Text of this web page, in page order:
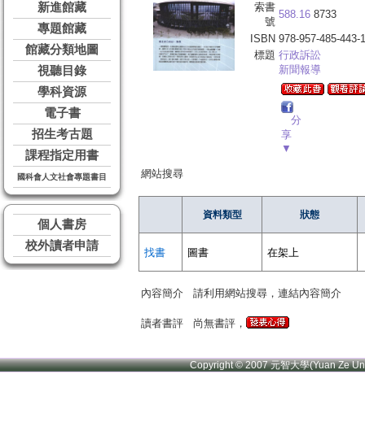
新進館藏
專題館藏
館藏分類地圖
視聽目錄
學科資源
電子書
招生考古題
課程指定用書
國科會人文社會專題書目
個人書房
校外讀者申請
索書
號
588.16 8733
ISBN 978-957-485-443-1
標題 行政訴訟
新聞報導
分
享
▼
網站搜尋
資料類型 狀態
找書 圖書 在架上
內容簡介 請利用網站搜尋，連結內容簡介
讀者書評 尚無書評，
Copyright © 2007 元智大學(Yuan Ze